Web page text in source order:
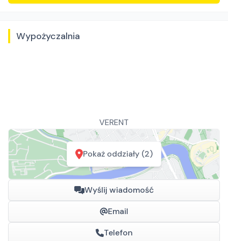
Wypożyczalnia
VERENT
Pokaż oddziały (2)
Wyślij wiadomość
Email
Telefon